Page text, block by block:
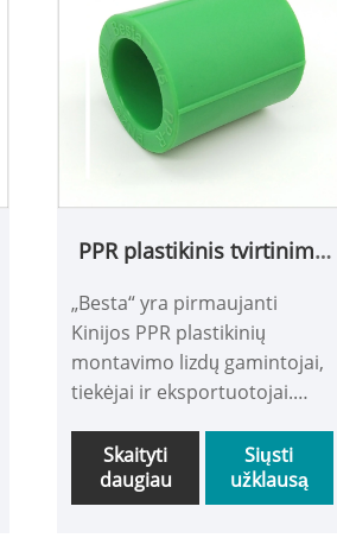
PPR plastikinis tvirtinimo
„Besta“ yra pirmaujanti
Kinijos PPR plastikinių
montavimo lizdų gamintojai,
tiekėjai ir eksportuotojai.
gamyklą, projektuojame
gaminius ir gaminame OEM
produktus klientams.
Skaityti
daugiau
Siųsti
užklausą